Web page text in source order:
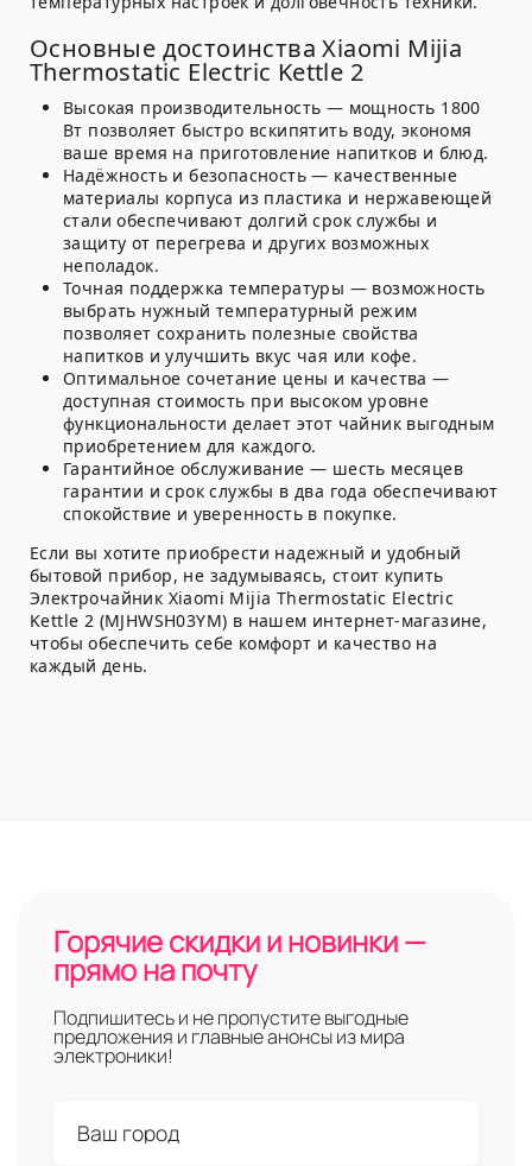
Основные достоинства Xiaomi Mijia
Thermostatic Electric Kettle 2
Высокая производительность — мощность 1800
Вт позволяет быстро вскипятить воду, экономя
ваше время на приготовление напитков и блюд.
Надёжность и безопасность — качественные
материалы корпуса из пластика и нержавеющей
стали обеспечивают долгий срок службы и
защиту от перегрева и других возможных
неполадок.
Точная поддержка температуры — возможность
выбрать нужный температурный режим
позволяет сохранить полезные свойства
напитков и улучшить вкус чая или кофе.
Оптимальное сочетание цены и качества —
доступная стоимость при высоком уровне
функциональности делает этот чайник выгодным
приобретением для каждого.
Гарантийное обслуживание — шесть месяцев
гарантии и срок службы в два года обеспечивают
спокойствие и уверенность в покупке.
Если вы хотите приобрести надежный и удобный
бытовой прибор, не задумываясь, стоит купить
Электрочайник Xiaomi Mijia Thermostatic Electric
Kettle 2 (MJHWSH03YM) в нашем интернет-магазине,
чтобы обеспечить себе комфорт и качество на
каждый день.
Горячие скидки и новинки —
прямо на почту
Подпишитесь и не пропустите выгодные
предложения и главные анонсы из мира
электроники!